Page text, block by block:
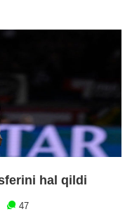
hal qildi
47